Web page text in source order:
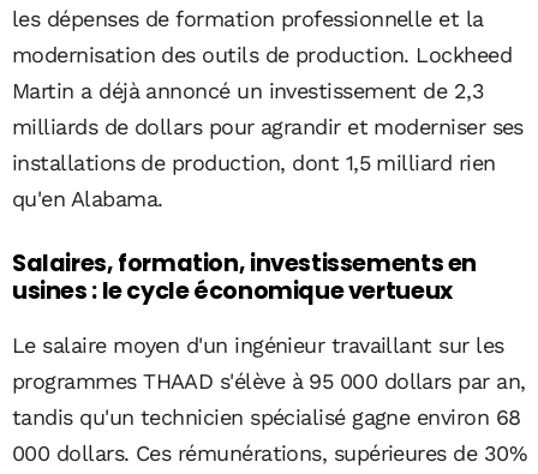
les dépenses de formation professionnelle et la
modernisation des outils de production. Lockheed
Martin a déjà annoncé un investissement de 2,3
milliards de dollars pour agrandir et moderniser ses
installations de production, dont 1,5 milliard rien
qu'en Alabama.
Salaires, formation, investissements en
usines : le cycle économique vertueux
Le salaire moyen d'un ingénieur travaillant sur les
programmes THAAD s'élève à 95 000 dollars par an,
tandis qu'un technicien spécialisé gagne environ 68
000 dollars. Ces rémunérations, supérieures de 30%